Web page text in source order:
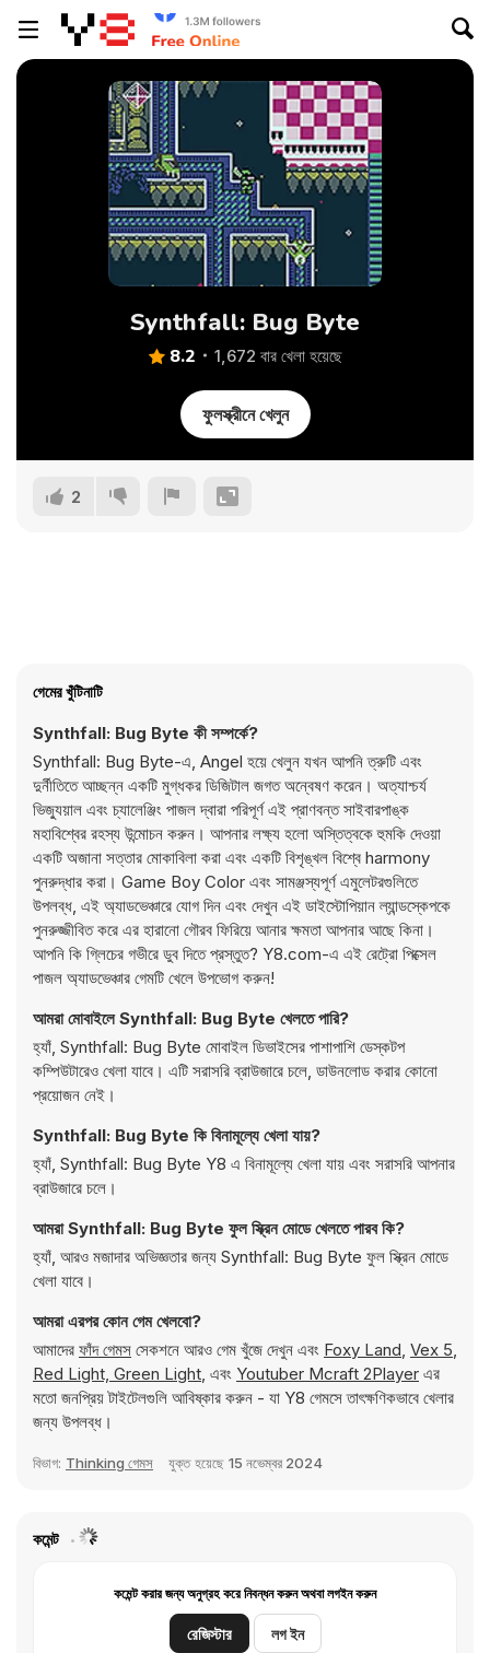
Synthfall: Bug Byte
8.2 1,672 বার খেলা হয়েছে
ফুলস্ক্রীনে খেলুন
2
গেমের খুঁটিনাটি
Synthfall: Bug Byte কী সম্পর্কে?
Synthfall: Bug Byte-এ, Angel হয়ে খেলুন যখন আপনি ত্রুটি এবং
দুর্নীতিতে আচ্ছন্ন একটি মুগ্ধকর ডিজিটাল জগত অন্বেষণ করেন। অত্যাশ্চর্য
ভিজ্যুয়াল এবং চ্যালেঞ্জিং পাজল দ্বারা পরিপূর্ণ এই প্রাণবন্ত সাইবারপাঙ্ক
মহাবিশ্বের রহস্য উন্মোচন করুন। আপনার লক্ষ্য হলো অস্তিত্বকে হুমকি দেওয়া
একটি অজানা সত্তার মোকাবিলা করা এবং একটি বিশৃঙ্খল বিশ্বে harmony
পুনরুদ্ধার করা। Game Boy Color এবং সামঞ্জস্যপূর্ণ এমুলেটরগুলিতে
উপলব্ধ, এই অ্যাডভেঞ্চারে যোগ দিন এবং দেখুন এই ডাইস্টোপিয়ান ল্যান্ডস্কেপকে
পুনরুজ্জীবিত করে এর হারানো গৌরব ফিরিয়ে আনার ক্ষমতা আপনার আছে কিনা।
আপনি কি গ্লিচের গভীরে ডুব দিতে প্রস্তুত? Y8.com-এ এই রেট্রো পিক্সেল
পাজল অ্যাডভেঞ্চার গেমটি খেলে উপভোগ করুন!
আমরা মোবাইলে Synthfall: Bug Byte খেলতে পারি?
হ্যাঁ, Synthfall: Bug Byte মোবাইল ডিভাইসের পাশাপাশি ডেস্কটপ
কম্পিউটারেও খেলা যাবে। এটি সরাসরি ব্রাউজারে চলে, ডাউনলোড করার কোনো
প্রয়োজন নেই।
Synthfall: Bug Byte কি বিনামূল্যে খেলা যায়?
হ্যাঁ, Synthfall: Bug Byte Y8 এ বিনামূল্যে খেলা যায় এবং সরাসরি আপনার
ব্রাউজারে চলে।
আমরা Synthfall: Bug Byte ফুল স্ক্রিন মোডে খেলতে পারব কি?
হ্যাঁ, আরও মজাদার অভিজ্ঞতার জন্য Synthfall: Bug Byte ফুল স্ক্রিন মোডে
খেলা যাবে।
আমরা এরপর কোন গেম খেলবো?
আমাদের ফাঁদ গেমস সেকশনে আরও গেম খুঁজে দেখুন এবং Foxy Land, Vex 5,
Red Light, Green Light, এবং Youtuber Mcraft 2Player এর
মতো জনপ্রিয় টাইটেলগুলি আবিষ্কার করুন - যা Y8 গেমসে তাৎক্ষণিকভাবে খেলার
জন্য উপলব্ধ।
বিভাগ: Thinking গেমস যুক্ত হয়েছে 15 নভেম্বর 2024
কমেন্ট
কমেন্ট করার জন্য অনুগ্রহ করে নিবন্ধন করুন অথবা লগইন করুন
রেজিস্টার লগ ইন